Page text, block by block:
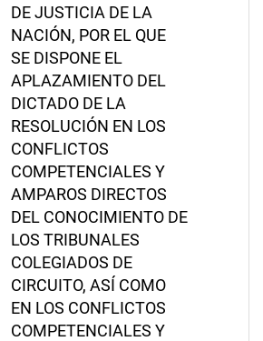
DE JUSTICIA DE LA
NACIÓN, POR EL QUE
SE DISPONE EL
APLAZAMIENTO DEL
DICTADO DE LA
RESOLUCIÓN EN LOS
CONFLICTOS
COMPETENCIALES Y
AMPAROS DIRECTOS
DEL CONOCIMIENTO DE
LOS TRIBUNALES
COLEGIADOS DE
CIRCUITO, ASÍ COMO
EN LOS CONFLICTOS
COMPETENCIALES Y